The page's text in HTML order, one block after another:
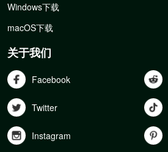
Windows下载
macOS下载
关于我们
Facebook
Twitter
Instagram